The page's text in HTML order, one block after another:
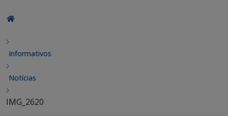
Informativos
Notícias
IMG_2620